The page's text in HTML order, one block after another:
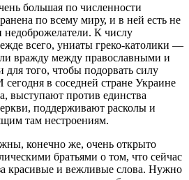
большая по численности
по всему миру, и в ней есть не
недоброжелатели. К числу
всего, униаты греко-католики —
вражду между православными и
для того, чтобы подорвать силу
в соседней стране Украине
выступают против единства
поддерживают расколы и
там нестроениям.
конечно же, очень открыто
братьями о том, что сейчас
красивые и вежливые слова. Нужно